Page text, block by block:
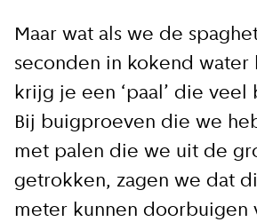
Maar wat als we de
seconden in kokend water
krijg je een ‘paal’ die veel
Bij buigproeven die we
met palen die we uit de
getrokken, zagen we dat
meter kunnen doorbuigen